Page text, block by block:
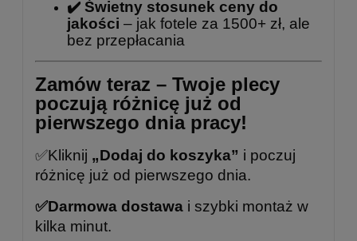
✔️ Świetny stosunek ceny do
jakości – jak fotele za 1500+ zł, ale
bez przepłacania
Zamów teraz – Twoje plecy
poczują różnicę już od
pierwszego dnia pracy!
✅Kliknij „Dodaj do koszyka” i poczuj
różnicę już od pierwszego dnia.
✅Darmowa dostawa i szybki montaż w
kilka minut.